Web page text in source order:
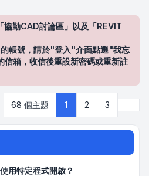
勤CAD討論區」以及「REVIT
帳號，請於"登入"介面點選"我忘
箱，收信後重設新密碼或重新註
68 個主題 1 2 3
用特定程式開啟？